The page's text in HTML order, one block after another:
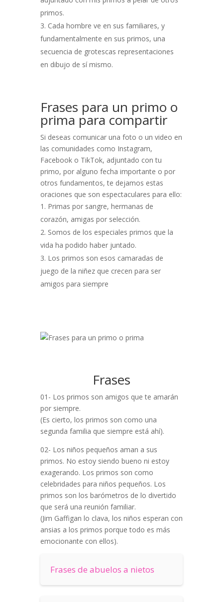
primos.
Cada hombre ve en sus familiares, y
fundamentalmente en sus primos, una
secuencia de grotescas representaciones
en dibujo de sí mismo.
Frases para un primo o
prima para compartir
Si deseas comunicar una foto o un video en
las comunidades como Instagram,
Facebook o TikTok, adjuntado con tu
primo, por alguno fecha importante o por
otros fundamentos, te dejamos estas
oraciones que son espectaculares para ello:
Primas por sangre, hermanas de
corazón, amigas por selección.
Somos de los especiales primos que la
vida ha podido haber juntado.
Los primos son esos camaradas de
juego de la niñez que crecen para ser
amigos para siempre
Frases
01- Los primos son amigos que te amarán
por siempre.
(Es cierto, los primos son como una
segunda familia que siempre está ahí).
02- Los niños pequeños aman a sus
primos. No estoy siendo bueno ni estoy
exagerando. Los primos son como
celebridades para niños pequeños. Los
primos son los barómetros de lo divertido
que será una reunión familiar.
(Jim Gaffigan lo clava, los niños esperan con
ansias a los primos porque todo es más
emocionante con ellos).
Frases de abuelos a nietos